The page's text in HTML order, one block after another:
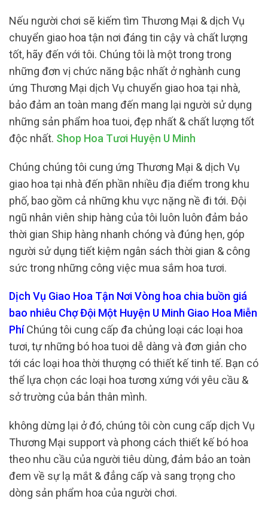
Nếu người chơi sẽ kiếm tìm Thương Mại & dịch Vụ
chuyển giao hoa tận nơi đáng tin cậy và chất lượng
tốt, hãy đến với tôi. Chúng tôi là một trong trong
những đơn vị chức năng bậc nhất ở nghành cung
ứng Thương Mại dịch Vụ chuyển giao hoa tại nhà,
bảo đảm an toàn mang đến mang lại người sử dụng
những sản phẩm hoa tuoi, đẹp nhất & chất lượng tốt
độc nhất. Shop Hoa Tươi Huyện U Minh
Chúng chúng tôi cung ứng Thương Mại & dịch Vụ
giao hoa tại nhà đến phần nhiều địa điểm trong khu
phố, bao gồm cả những khu vực nặng nề đi tới. Đội
ngũ nhân viên ship hàng của tôi luôn luôn đảm bảo
thời gian Ship hàng nhanh chóng và đúng hẹn, góp
người sử dụng tiết kiệm ngân sách thời gian & công
sức trong những công việc mua sắm hoa tươi.
Dịch Vụ Giao Hoa Tận Nơi Vòng hoa chia buồn giá
bao nhiêu Chợ Đội Một Huyện U Minh Giao Hoa Miễn
PhíChúng tôi cung cấp đa chủng loại các loại hoa
tươi, tự những bó hoa tuoi dễ dàng và đơn giản cho
tới các loại hoa thời thượng có thiết kế tinh tế. Bạn có
thể lựa chọn các loại hoa tương xứng với yêu cầu &
sở trường của bản thân mình.
không dừng lại ở đó, chúng tôi còn cung cấp dịch Vụ
Thương Mại support và phong cách thiết kế bó hoa
theo nhu cầu của người tiêu dùng, đảm bảo an toàn
đem về sự lạ mắt & đẳng cấp và sang trọng cho
dòng sản phẩm hoa của người chơi.